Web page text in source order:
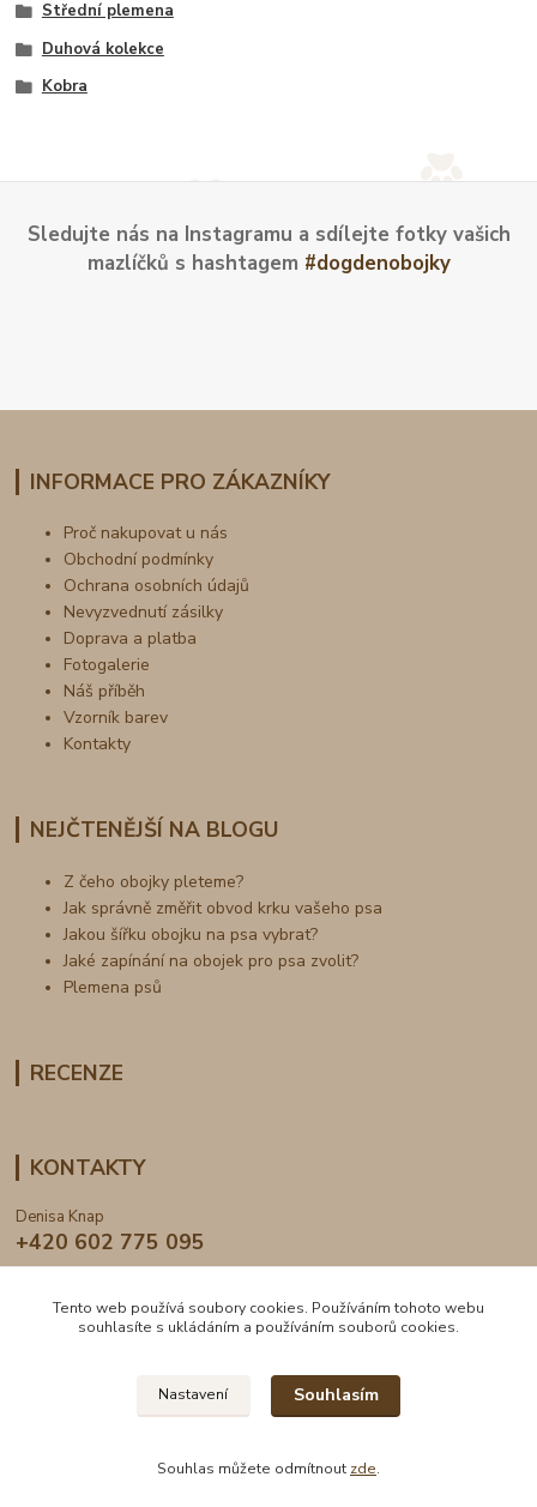
Střední plemena
Duhová kolekce
Kobra
Sledujte nás na Instagramu a sdílejte fotky vašich
mazlíčků s hashtagem #dogdenobojky
INFORMACE PRO ZÁKAZNÍKY
Proč nakupovat u nás
Obchodní podmínky
Ochrana osobních údajů
Nevyzvednutí zásilky
Doprava a platba
Fotogalerie
Náš příběh
Vzorník barev
Kontakty
NEJČTENĚJŠÍ NA BLOGU
Z čeho obojky pleteme?
Jak správně změřit obvod krku vašeho psa
Jakou šířku obojku na psa vybrat?
Jaké zapínání na obojek pro psa zvolit?
Plemena psů
RECENZE
KONTAKTY
Denisa Knap
+420 602 775 095
2024 © DogDen.cz, všechna práva vyhrazena
Tento web používá soubory cookies. Používáním tohoto webu
souhlasíte s ukládáním a používáním souborů cookies.
Nastavení Souhlasím
Souhlas můžete odmítnout zde.